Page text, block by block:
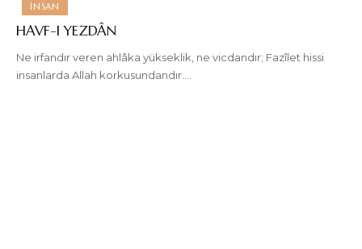
İNSAN
HAVF-I YEZDÂN
Ne irfandır veren ahlâka yükseklik, ne vicdandır; Fazîlet hissi
insanlarda Allah korkusundandır.…